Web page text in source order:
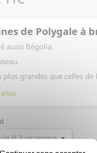
de Polygale à
aussi Bégolia.
plus grandes que celles
Possibilité de